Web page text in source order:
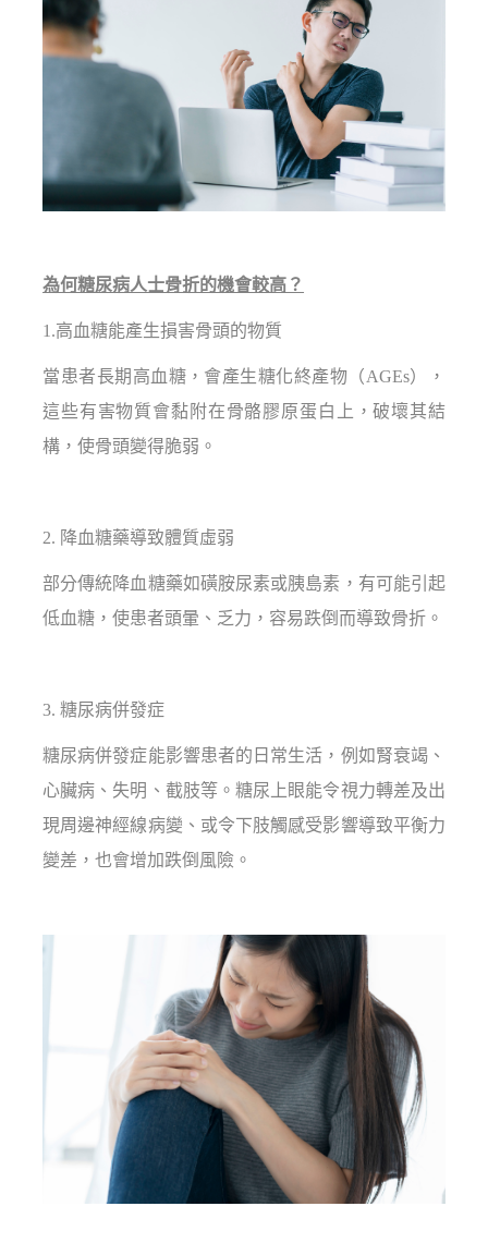
為何糖尿病人士骨折的機會較高？
1.高血糖能產生損害骨頭的物質
當患者長期高血糖，會產生糖化終產物（AGEs），
這些有害物質會黏附在骨骼膠原蛋白上，破壞其結
構，使骨頭變得脆弱。
2. 降血糖藥導致體質虛弱
部分傳統降血糖藥如磺胺尿素或胰島素，有可能引起
低血糖，使患者頭暈、乏力，容易跌倒而導致骨折。
3. 糖尿病併發症
糖尿病併發症能影響患者的日常生活，例如腎衰竭、
心臟病、失明、截肢等。糖尿上眼能令視力轉差及出
現周邊神經線病變、或令下肢觸感受影響導致平衡力
變差，也會增加跌倒風險。